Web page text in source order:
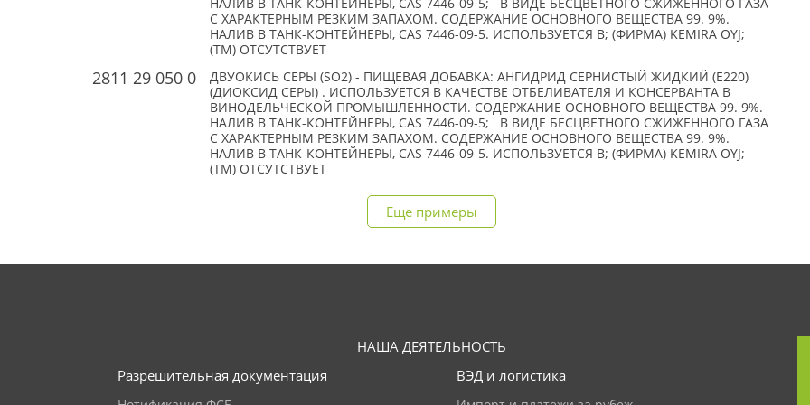
НАЛИВ В ТАНК-КОНТЕЙНЕРЫ, CAS 7446-09-5; В ВИДЕ БЕСЦВЕТНОГО СЖИЖЕННОГО ГАЗА
С ХАРАКТЕРНЫМ РЕЗКИМ ЗАПАХОМ. СОДЕРЖАНИЕ ОСНОВНОГО ВЕЩЕСТВА 99. 9%.
НАЛИВ В ТАНК-КОНТЕЙНЕРЫ, CAS 7446-09-5. ИСПОЛЬЗУЕТСЯ В; (ФИРМА) KEMIRA OYJ;
(TM) ОТСУТСТВУЕТ
2811 29 050 0
ДВУОКИСЬ СЕРЫ (SO2) - ПИЩЕВАЯ ДОБАВКА: АНГИДРИД СЕРНИСТЫЙ ЖИДКИЙ (Е220)
(ДИОКСИД СЕРЫ) . ИСПОЛЬЗУЕТСЯ В КАЧЕСТВЕ ОТБЕЛИВАТЕЛЯ И КОНСЕРВАНТА В
ВИНОДЕЛЬЧЕСКОЙ ПРОМЫШЛЕННОСТИ. СОДЕРЖАНИЕ ОСНОВНОГО ВЕЩЕСТВА 99. 9%.
НАЛИВ В ТАНК-КОНТЕЙНЕРЫ, CAS 7446-09-5; В ВИДЕ БЕСЦВЕТНОГО СЖИЖЕННОГО ГАЗА
С ХАРАКТЕРНЫМ РЕЗКИМ ЗАПАХОМ. СОДЕРЖАНИЕ ОСНОВНОГО ВЕЩЕСТВА 99. 9%.
НАЛИВ В ТАНК-КОНТЕЙНЕРЫ, CAS 7446-09-5. ИСПОЛЬЗУЕТСЯ В; (ФИРМА) KEMIRA OYJ;
(TM) ОТСУТСТВУЕТ
Еще примеры
НАША ДЕЯТЕЛЬНОСТЬ
Разрешительная документация
ВЭД и логистика